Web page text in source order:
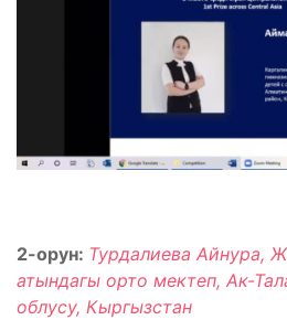
2-орун: Турдалиева Айнура,
атындагы орто мектеп, Ак-
облусу, Кыргызстан